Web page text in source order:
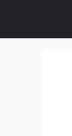
content